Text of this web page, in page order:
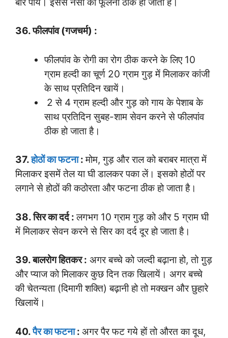
36. फीलपांव (गजचर्म) :
फीलपांव के रोगी का रोग ठीक करने के लिए 10
ग्राम हल्दी का चूर्ण 20 ग्राम गुड़ में मिलाकर कांजी
के साथ प्रतिदिन खायें।
2 से 4 ग्राम हल्दी और गुड़ को गाय के पेशाब के
साथ प्रतिदिन सुबह-शाम सेवन करने से फीलपांव
ठीक हो जाता है।
37.होठों का फटना:मोम, गुड़ और राल को बराबर मात्रा में
मिलाकर इसमें तेल या घी डालकर पका लें। इसको होठों पर
लगाने से होठों की कठोरता और फटना ठीक हो जाता है।
38. सिर का दर्द :लगभग 10 ग्राम गुड़ को और 5 ग्राम घी
में मिलाकर सेवन करने से सिर का दर्द दूर हो जाता है।
39. बालरोग हितकर : अगर बच्चे को जल्दी बढ़ाना हो, तो गु़ड़
और प्याज को मिलाकर कुछ दिन तक खिलायें। अगर बच्चे
की चेतन्यता (दिमागी शक्ति) बढ़ानी हो तो मक्खन और छुहारे
खिलायें।
40.पैर का फटना: अगर पैर फट गये हों तो औरत का दूध,